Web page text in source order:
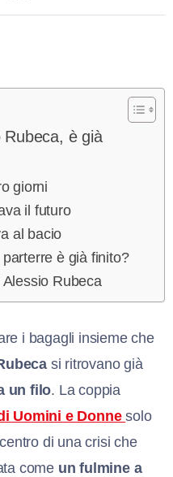
Rubeca, è già
giorni
il futuro
al bacio
è già finito?
Rubeca
i bagagli insieme che
si ritrovano già
un filo. La coppia
Uomini e Donnesolo
di una crisi che
come un fulmine a